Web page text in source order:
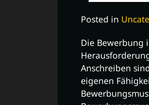
Posted in
Die Bewerbung
Anschreiben
eigenen